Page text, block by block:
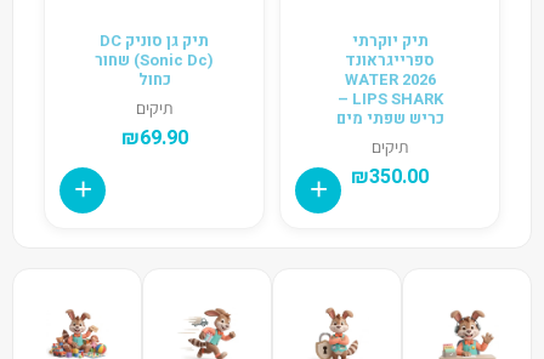
תיק יוקרתי
ספרייגראונד
2026 WATER
LIPS SHARK –
כריש שפתי מים
תיקים
₪350.00
תיק גן סוניק DC
(Sonic Dc) שחור
כחול
תיקים
₪69.90